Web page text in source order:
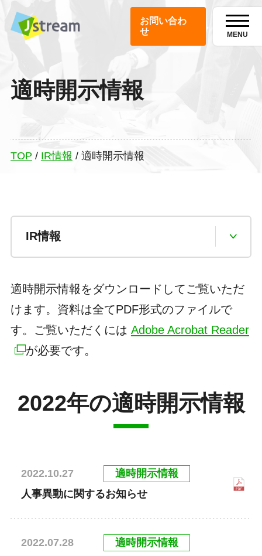
お問い合わ
せ
MENU
適時開示情報
TOP / IR情報 / 適時開示情報
適時開示情報をダウンロードしてご覧いただ
けます。資料は全てPDF形式のファイルで
す。ご覧いただくには Adobe Acrobat Reader
が必要です。
2022年の適時開示情報
2022.10.27
適時開示情報
人事異動に関するお知らせ
2022.07.28
適時開示情報